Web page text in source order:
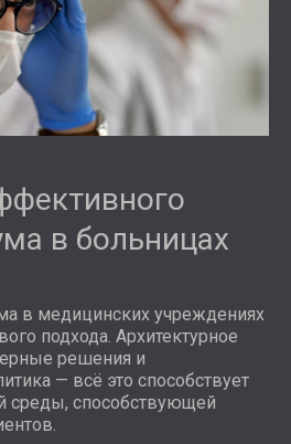
в больницах
в медицинских учреждениях
подхода. Архитектурное
решения и
— всё это способствует
среды, способствующей